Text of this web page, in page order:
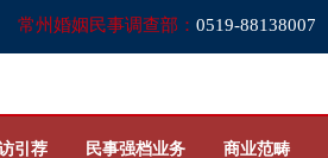
常州婚姻民事调查部： 0519-88138007
引荐 民事强档业务 商业范畴